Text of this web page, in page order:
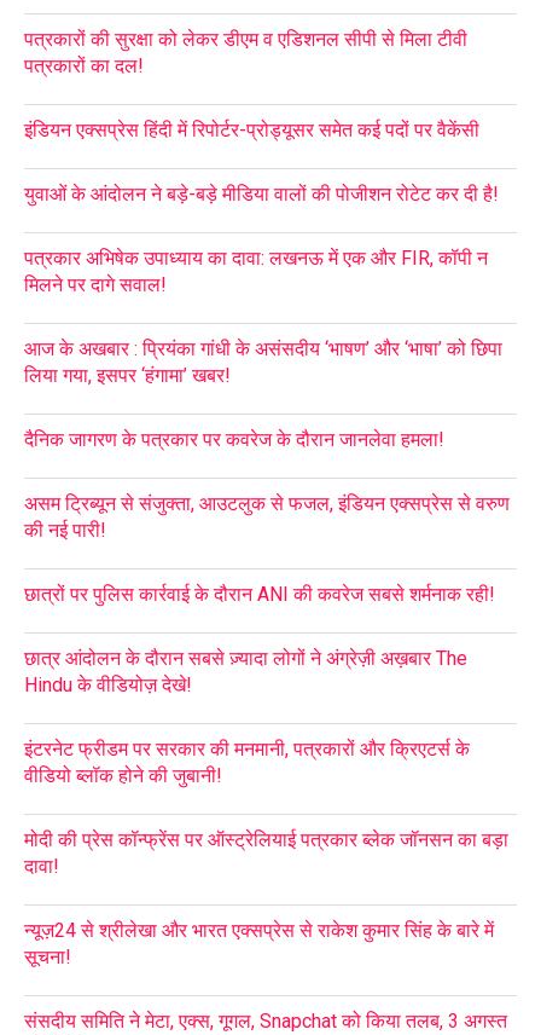
पत्रकारों की सुरक्षा को लेकर डीएम व एडिशनल सीपी से मिला टीवी
पत्रकारों का दल!
इंडियन एक्सप्रेस हिंदी में रिपोर्टर-प्रोड्यूसर समेत कई पदों पर वैकेंसी
युवाओं के आंदोलन ने बड़े-बड़े मीडिया वालों की पोजीशन रोटेट कर दी है!
पत्रकार अभिषेक उपाध्याय का दावा: लखनऊ में एक और FIR, कॉपी न
मिलने पर दागे सवाल!
आज के अखबार : प्रियंका गांधी के असंसदीय ‘भाषण’ और ‘भाषा’ को छिपा
लिया गया, इसपर ‘हंगामा’ खबर!
दैनिक जागरण के पत्रकार पर कवरेज के दौरान जानलेवा हमला!
असम ट्रिब्यून से संजुक्ता, आउटलुक से फजल, इंडियन एक्सप्रेस से वरुण
की नई पारी!
छात्रों पर पुलिस कार्रवाई के दौरान ANI की कवरेज सबसे शर्मनाक रही!
छात्र आंदोलन के दौरान सबसे ज़्यादा लोगों ने अंग्रेज़ी अख़बार The
Hindu के वीडियोज़ देखे!
इंटरनेट फ्रीडम पर सरकार की मनमानी, पत्रकारों और क्रिएटर्स के
वीडियो ब्लॉक होने की जुबानी!
मोदी की प्रेस कॉन्फ्रेंस पर ऑस्ट्रेलियाई पत्रकार ब्लेक जॉनसन का बड़ा
दावा!
न्यूज़24 से श्रीलेखा और भारत एक्सप्रेस से राकेश कुमार सिंह के बारे में
सूचना!
संसदीय समिति ने मेटा, एक्स, गूगल, Snapchat को किया तलब, 3 अगस्त